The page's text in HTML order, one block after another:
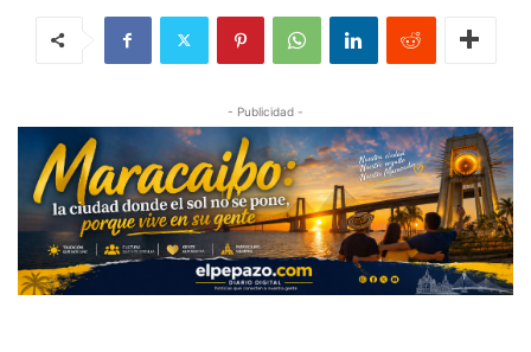
- Publicidad -